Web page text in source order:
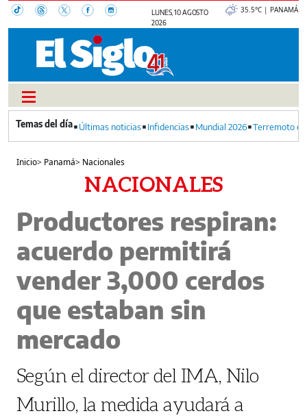
LUNES, 10 AGOSTO
2026
35.5°C | PANAMÁ
Últimas noticias Infidencias Mundial 2026 Terremoto
Inicio> Panamá> Nacionales
NACIONALES
Productores respiran:
acuerdo permitirá
vender 3,000 cerdos
que estaban sin
mercado
Según el director del IMA, Nilo
Murillo, la medida ayudará a